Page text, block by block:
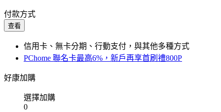
付款方式
查看
信用卡、無卡分期、行動支付，與其他多種方式
PChome 聯名卡最高6%，新戶再享首刷禮800P
好康加購
選擇加購
0